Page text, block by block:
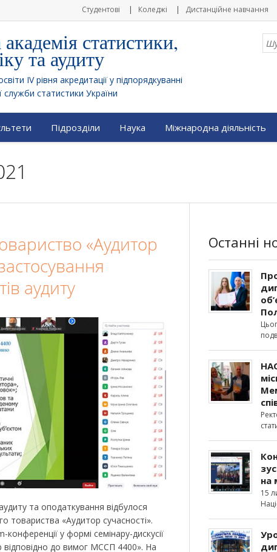
Студентові Коледжі Дистанційне навчання
статистики,
та аудиту
IV рівня акредитації у підпорядкуванні
статистики України
Підрозділи Наука Міжнародна діяльність
«Аудитор
аудиту
та оподаткування відбулося
товариства «Аудитор сучасності».
у формі семінару-дискусії
до вимог МССП 4400». На
Останні
на
15